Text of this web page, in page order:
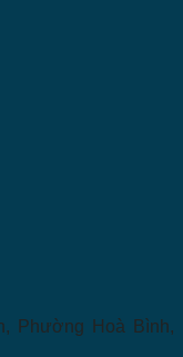
Phường Hoà Bình,